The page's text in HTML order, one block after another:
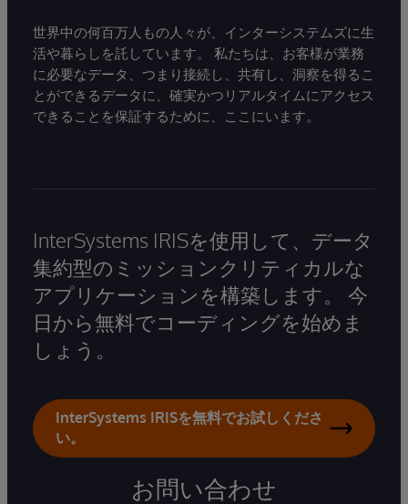
世界中の何百万人もの人々が、インターシステムズに生
活や暮らしを託しています。 私たちは、お客様が業務
に必要なデータ、つまり接続し、共有し、洞察を得るこ
とができるデータに、確実かつリアルタイムにアクセス
できることを保証するために、ここにいます。
InterSystems IRISを使用して、データ
集約型のミッションクリティカルな
アプリケーションを構築します。 今
日から無料でコーディングを始めま
しょう。
InterSystems IRISを無料でお試しくださ
い。
お問い合わせ